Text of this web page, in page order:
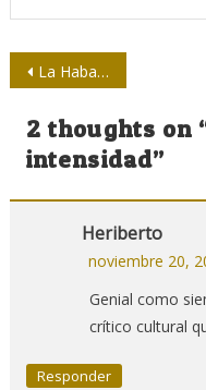
Navegación
de
entradas
La Habana con Severino
2 thoughts on
intensidad”
Heriberto
noviembre 20,
Genial como
crítico cultural
Responder